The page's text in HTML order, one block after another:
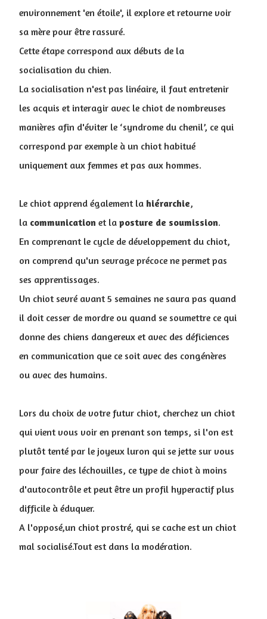
environnement 'en étoile', il explore et retourne voir
sa mère pour être rassuré.
Cette étape correspond aux débuts de la
socialisation du chien.
La socialisation n'est pas linéaire, il faut entretenir
les acquis et interagir avec le chiot de nombreuses
manières afin d'éviter le ‘syndrome du chenil’, ce qui
correspond par exemple à un chiot habitué
uniquement aux femmes et pas aux hommes.
Le chiot apprend également la hiérarchie,
la communication et la posture de soumission.
En comprenant le cycle de développement du chiot,
on comprend qu'un sevrage précoce ne permet pas
ses apprentissages.
Un chiot sevré avant 5 semaines ne saura pas quand
il doit cesser de mordre ou quand se soumettre ce qui
donne des chiens dangereux et avec des déficiences
en communication que ce soit avec des congénères
ou avec des humains.
Lors du choix de votre futur chiot, cherchez un chiot
qui vient vous voir en prenant son temps, si l'on est
plutôt tenté par le joyeux luron qui se jette sur vous
pour faire des léchouilles, ce type de chiot à moins
d'autocontrôle et peut être un profil hyperactif plus
difficile à éduquer.
A l'opposé,un chiot prostré, qui se cache est un chiot
mal socialisé.Tout est dans la modération.